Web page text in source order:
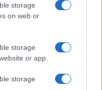
storage
on web or
storage
or app.
storage